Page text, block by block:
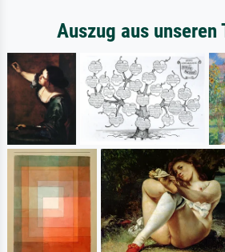
Auszug aus unseren